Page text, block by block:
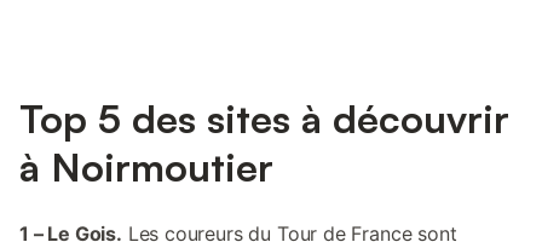
Top 5 des sites à découvrir
à Noirmoutier
1 – Le Gois. Les coureurs du Tour de France sont